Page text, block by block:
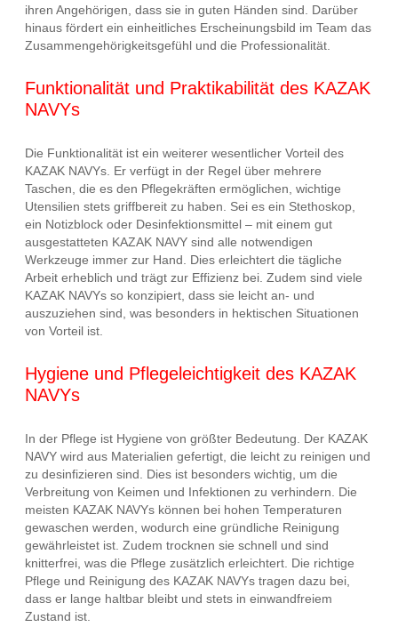
ihren Angehörigen, dass sie in guten Händen sind. Darüber
hinaus fördert ein einheitliches Erscheinungsbild im Team das
Zusammengehörigkeitsgefühl und die Professionalität.
Funktionalität und Praktikabilität des KAZAK
NAVYs
Die Funktionalität ist ein weiterer wesentlicher Vorteil des
KAZAK NAVYs. Er verfügt in der Regel über mehrere
Taschen, die es den Pflegekräften ermöglichen, wichtige
Utensilien stets griffbereit zu haben. Sei es ein Stethoskop,
ein Notizblock oder Desinfektionsmittel – mit einem gut
ausgestatteten KAZAK NAVY sind alle notwendigen
Werkzeuge immer zur Hand. Dies erleichtert die tägliche
Arbeit erheblich und trägt zur Effizienz bei. Zudem sind viele
KAZAK NAVYs so konzipiert, dass sie leicht an- und
auszuziehen sind, was besonders in hektischen Situationen
von Vorteil ist.
Hygiene und Pflegeleichtigkeit des KAZAK
NAVYs
In der Pflege ist Hygiene von größter Bedeutung. Der KAZAK
NAVY wird aus Materialien gefertigt, die leicht zu reinigen und
zu desinfizieren sind. Dies ist besonders wichtig, um die
Verbreitung von Keimen und Infektionen zu verhindern. Die
meisten KAZAK NAVYs können bei hohen Temperaturen
gewaschen werden, wodurch eine gründliche Reinigung
gewährleistet ist. Zudem trocknen sie schnell und sind
knitterfrei, was die Pflege zusätzlich erleichtert. Die richtige
Pflege und Reinigung des KAZAK NAVYs tragen dazu bei,
dass er lange haltbar bleibt und stets in einwandfreiem
Zustand ist.